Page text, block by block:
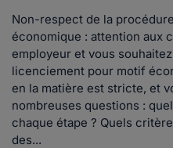
Non-respect de la
économique : attention aux
employeur et vous
licenciement pour motif
en la matière est stricte, et
nombreuses questions :
chaque étape ? Quels
des...